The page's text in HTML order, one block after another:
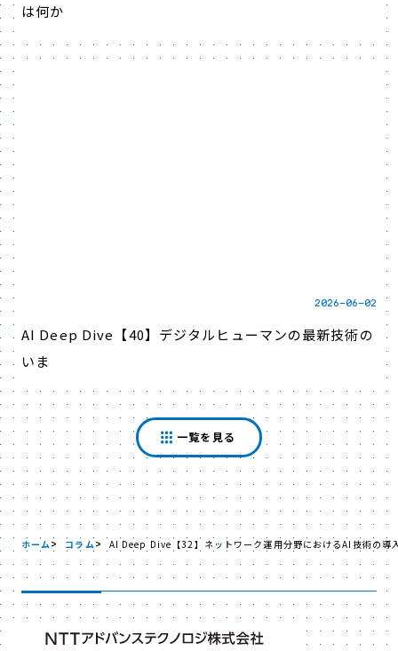
は何か
2026-06-02
AI Deep Dive【40】デジタルヒューマンの最新技術の
いま
一覧を見る
ホーム コラム AI Deep Dive【32】ネットワーク運用分野におけるAI技術の導